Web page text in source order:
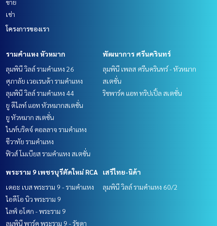
ขาย
เช่า
โครงการของเรา
รามคำแหง หัวหมาก
ลุมพินี วิลล์ รามคำแหง 26
ศุภาลัย เวอเรนด้า รามคำแหง
ลุมพินี วิลล์ รามคำแหง 44
ยู ดีไลท์ แอท หัวหมากสเตชั่น
ยู หัวหมาก สเตชั่น
ไนท์บริดจ์ คอลลาจ รามคำแหง
ชีวาทัย รามคำแหง
ฟิวส์ โมเบียส รามคำแหง สเตชั่น
พัฒนาการ ศรีนครินทร์
ลุมพินี เพลส ศรีนครินทร์ - หัวหมาก
สเตชั่น
ริชพาร์ค แอท ทริปเปิ้ล สเตชั่น
พระราม 9 เพชรบุรีตัดใหม่ RCA
เดอะ เบส พระราม 9 - รามคำแหง
ไอดีโอ นิว พระราม 9
ไลฟ์ อโศก - พระราม 9
ลุมพินี พาร์ค พระราม 9 - รัชดา
เสรีไทย-นิด้า
ลุมพินี วิลล์ รามคำแหง 60/2